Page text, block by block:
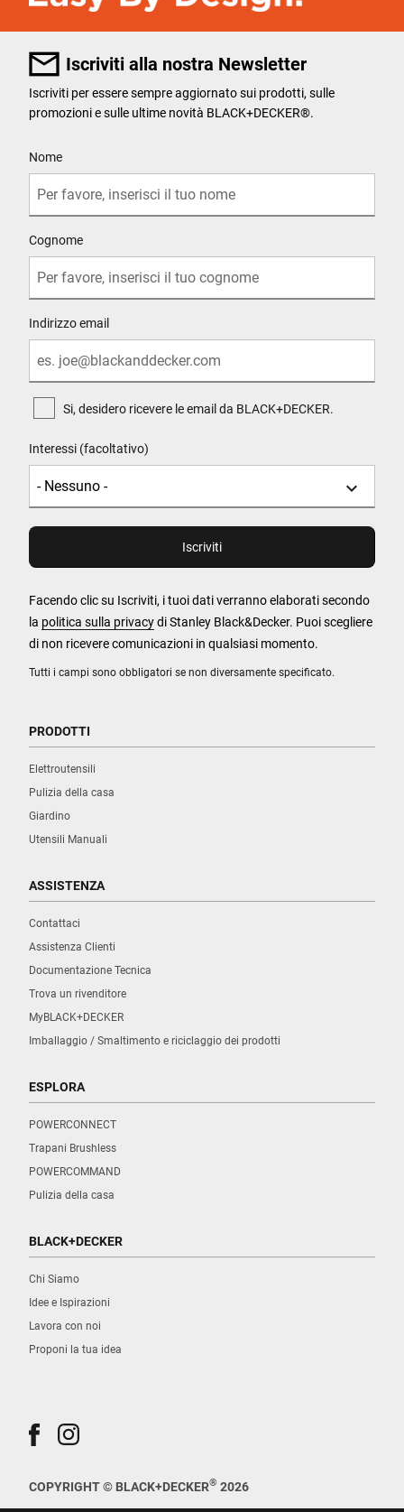
Iscriviti alla nostra Newsletter
Tutti i campi sono obbligatori se non diversamente specificato.
Iscriviti per essere sempre aggiornato sui prodotti, sulle
promozioni e sulle ultime novità BLACK+DECKER®.
Nome
Cognome
Indirizzo email
Si, desidero ricevere le email da BLACK+DECKER.
Interessi (facoltativo)
Facendo clic su Iscriviti, i tuoi dati verranno elaborati secondo
la politica sulla privacydi Stanley Black&Decker. Puoi scegliere
di non ricevere comunicazioni in qualsiasi momento.
PRODOTTI
Elettroutensili
Pulizia della casa
Giardino
Utensili Manuali
ASSISTENZA
Contattaci
Assistenza Clienti
Documentazione Tecnica
Trova un rivenditore
MyBLACK+DECKER
Imballaggio / Smaltimento e riciclaggio dei prodotti
ESPLORA
POWERCONNECT
Trapani Brushless
POWERCOMMAND
Pulizia della casa
BLACK+DECKER
Chi Siamo
Idee e Ispirazioni
Lavora con noi
Proponi la tua idea
COPYRIGHT © BLACK+DECKER® 2026